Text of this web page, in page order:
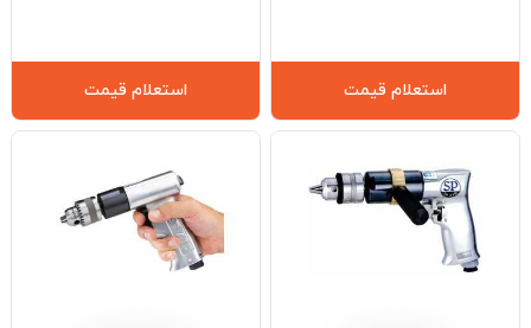
استعلام قیمت استعلام قیمت